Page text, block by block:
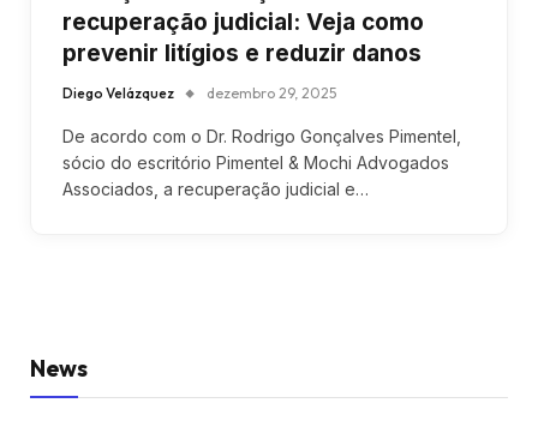
recuperação judicial: Veja como
prevenir litígios e reduzir danos
Diego Velázquez dezembro 29, 2025
De acordo com o Dr. Rodrigo Gonçalves Pimentel,
sócio do escritório Pimentel & Mochi Advogados
Associados, a recuperação judicial e…
News